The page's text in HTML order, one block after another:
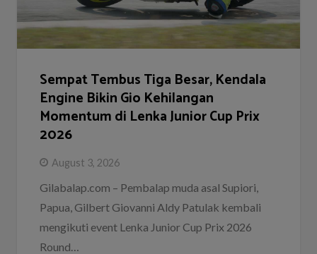
Sempat Tembus Tiga Besar, Kendala
Engine Bikin Gio Kehilangan
Momentum di Lenka Junior Cup Prix
2026
August 3, 2026
Gilabalap.com – Pembalap muda asal Supiori,
Papua, Gilbert Giovanni Aldy Patulak kembali
mengikuti event Lenka Junior Cup Prix 2026
Round…